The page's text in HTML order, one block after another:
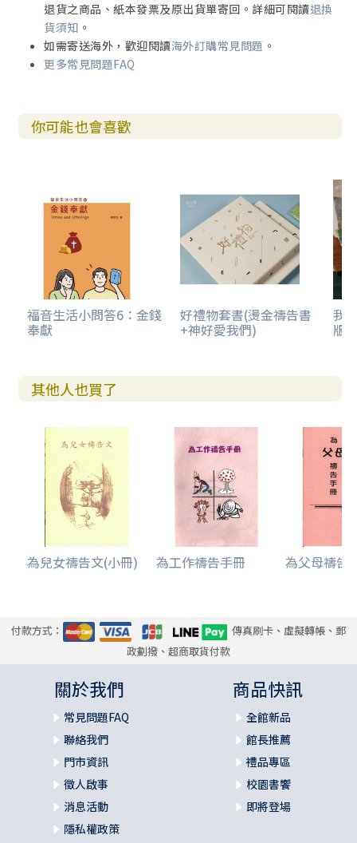
退貨之商品、紙本發票及原出貨單寄回。詳細可閱讀退換
貨須知 。
如需寄送海外，歡迎閱讀海外訂購常見問題 。
更多常見問題FAQ
你可能也會喜歡
福音生活小問答6：金錢
奉獻
好禮物套書(燙金禱告書
+神好愛我們)
我
版
其他人也買了
為兒女禱告文(小冊) 為工作禱告手冊 為父母禱告
付款方式：
傳真刷卡、虛擬轉帳、郵
政劃撥、超商取貨付款
關於我們
常見問題FAQ
聯絡我們
門市資訊
徵人啟事
消息活動
隱私權政策
商品快訊
全館新品
館長推薦
禮品專區
校園書饗
即將登場